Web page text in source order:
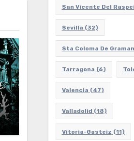
San Vicente Del
Sevilla (32)
Sta Coloma De
Tarragona (6)
Valencia (47)
Valladolid (18)
Vitoria-Gasteiz (11)